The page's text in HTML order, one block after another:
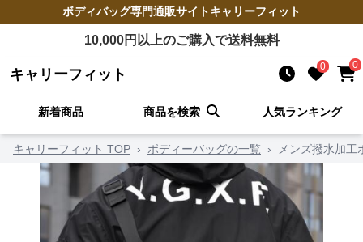
ボディバッグ専門通販サイトキャリーフィット
10,000円以上のご購入で送料無料
キャリーフィット 0 0
新着商品 商品を検索 人気ランキング
キャリーフィット TOP › ボディーバッグの一覧 › メンズ撥水加